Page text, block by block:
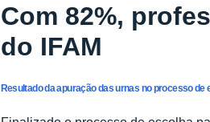
Com 82%,
do IFAM
Resultado da apuração das urnas no processo